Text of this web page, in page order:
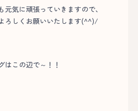
元気に頑張っていきますので、
ろしくお願いいたします(^^)/
はこの辺で～！！